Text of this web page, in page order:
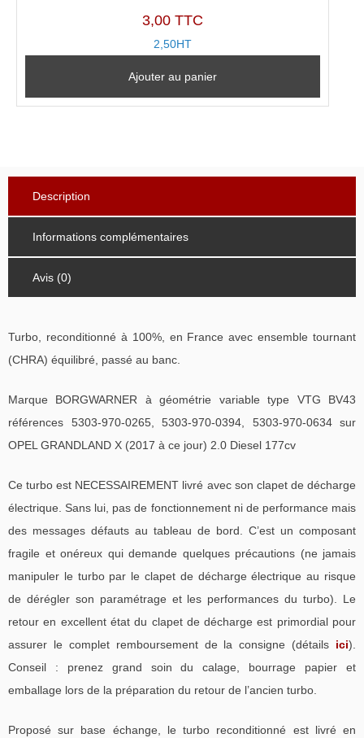
3,00 TTC
2,50HT
Ajouter au panier
Description
Informations complémentaires
Avis (0)
Turbo, reconditionné à 100%, en France avec ensemble tournant
(CHRA) équilibré, passé au banc.
Marque BORGWARNER à géométrie variable type VTG BV43
références 5303-970-0265, 5303-970-0394, 5303-970-0634 sur
OPEL GRANDLAND X (2017 à ce jour) 2.0 Diesel 177cv
Ce turbo est NECESSAIREMENT livré avec son clapet de décharge
électrique. Sans lui, pas de fonctionnement ni de performance mais
des messages défauts au tableau de bord. C’est un composant
fragile et onéreux qui demande quelques précautions (ne jamais
manipuler le turbo par le clapet de décharge électrique au risque
de dérégler son paramétrage et les performances du turbo). Le
retour en excellent état du clapet de décharge est primordial pour
assurer le complet remboursement de la consigne (détails ici).
Conseil : prenez grand soin du calage, bourrage papier et
emballage lors de la préparation du retour de l’ancien turbo.
Proposé sur base échange, le turbo reconditionné est livré en